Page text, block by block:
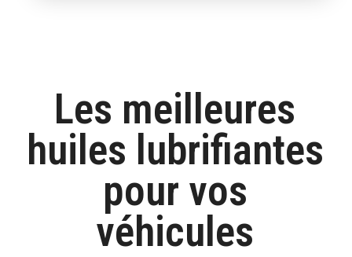
Les meilleures
huiles lubrifiantes
pour vos
véhicules